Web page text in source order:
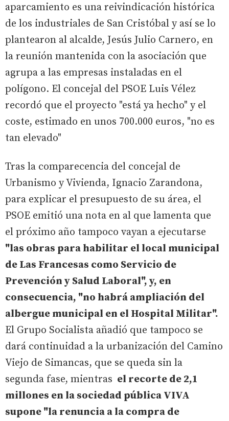
aparcamiento es una reivindicación histórica
de los industriales de San Cristóbal y así se lo
plantearon al alcalde, Jesús Julio Carnero, en
la reunión mantenida con la asociación que
agrupa a las empresas instaladas en el
polígono. El concejal del PSOE Luis Vélez
recordó que el proyecto "está ya hecho" y el
coste, estimado en unos 700.000 euros, "no es
tan elevado"
Tras la comparecencia del concejal de
Urbanismo y Vivienda, Ignacio Zarandona,
para explicar el presupuesto de su área, el
PSOE emitió una nota en al que lamenta que
el próximo año tampoco vayan a ejecutarse
"las obras para habilitar el local municipal
de Las Francesas como Servicio de
Prevención y Salud Laboral", y, en
consecuencia, "no habrá ampliación del
albergue municipal en el Hospital Militar".
El Grupo Socialista añadió que tampoco se
dará continuidad a la urbanización del Camino
Viejo de Simancas, que se queda sin la
segunda fase, mientras el recorte de 2,1
millones en la sociedad pública VIVA
supone "la renuncia a la compra de